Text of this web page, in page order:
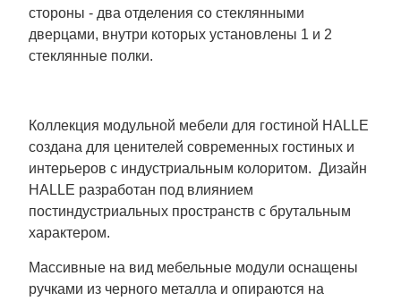
стороны - два отделения со стеклянными
дверцами, внутри которых установлены 1 и 2
стеклянные полки.
Коллекция модульной мебели для гостиной HALLE
создана для ценителей современных гостиных и
интерьеров с индустриальным колоритом. Дизайн
HALLE разработан под влиянием
постиндустриальных пространств с брутальным
характером.
Массивные на вид мебельные модули оснащены
ручками из черного металла и опираются на